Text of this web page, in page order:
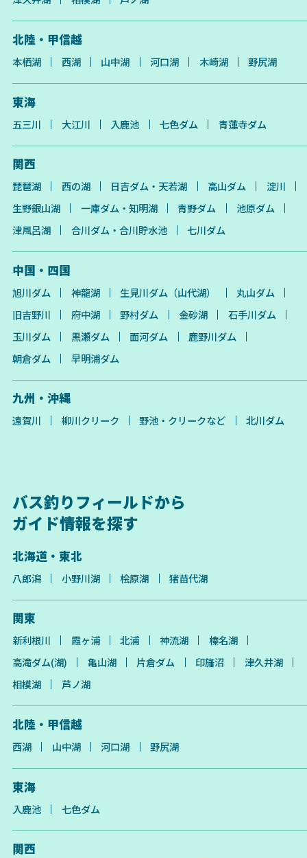
北陸・甲信越
本栖湖 西湖 山中湖 河口湖 木崎湖 野尻湖
東海
五三川 大江川 入鹿池 七色ダム 青蓮寺ダム
関西
琵琶湖 西の湖 日吉ダム・天若湖 高山ダム
淀川
生野銀山湖
一庫ダム・知明湖 青野ダム
池原ダム
津風呂湖
合川ダム・合川貯水池 七川ダム
中国・四国
旭川ダム 神龍湖 生見川ダム（山代湖）
丸山ダム
旧吉野川
府中湖 野村ダム 金砂湖
石手川ダム
玉川ダム
黒瀬ダム 面河ダム
鹿野川ダム
朝倉ダム
早明浦ダム
九州・沖縄
遠賀川 柳川クリーク 野池・クリークなど 北川ダム
バス釣りフィールドから
ガイド情報を探す
北海道・東北
八郎潟 小野川湖 桧原湖 猪苗代湖
関東
新利根川 霞ヶ浦 北浦 神流湖
榛名湖
高滝ダム(湖)
亀山湖 片倉ダム 印旛沼
津久井湖
相模湖
芦ノ湖
北陸・甲信越
西湖 山中湖 河口湖 野尻湖
東海
入鹿池 七色ダム
関西